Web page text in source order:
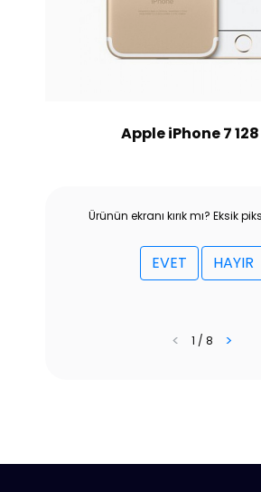
Apple iPhone 7 128
Ürünün ekranı kırık mı? Eksik
EVET HAYIR
< 1 / 8 >